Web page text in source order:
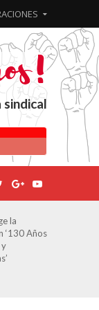
el
por sus
prensa